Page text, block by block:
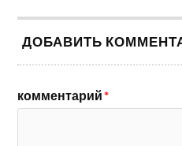
ДОБАВИТЬ
комментарий*